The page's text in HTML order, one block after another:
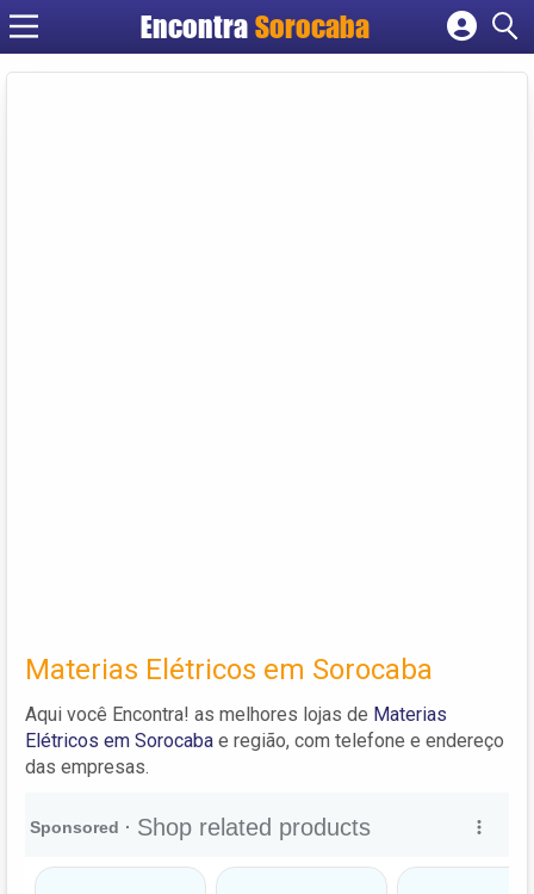
EncontraSorocaba
Cadastrar empresa
Materias Elétricos em Sorocaba
Aqui você Encontra! as melhores lojas de Materias
Elétricos em Sorocaba e região, com telefone e endereço
das empresas.